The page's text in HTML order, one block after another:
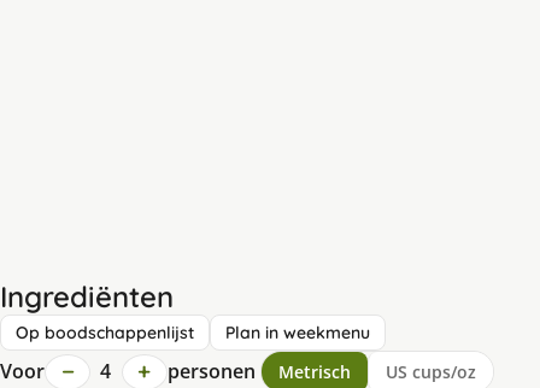
Ingrediënten
Op boodschappenlijst Plan in weekmenu
Voor − 4 + personen Metrisch US cups/oz